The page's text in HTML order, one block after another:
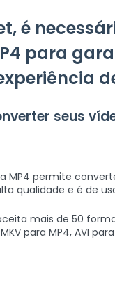
é
para
seus
MP4 permite
qualidade e é de
mais de 50
para MP4, AVI